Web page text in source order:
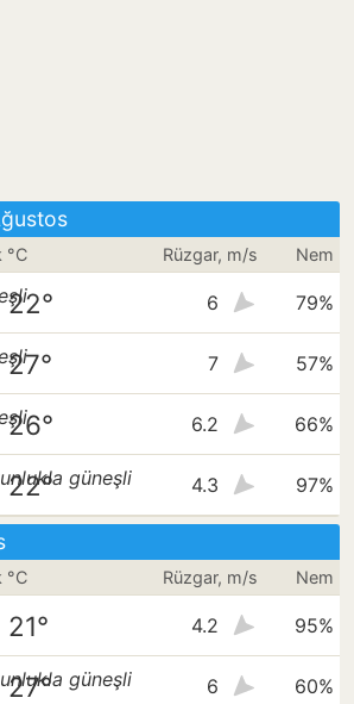
°C Rüzgar, m/s Nem
22° 6 79%
27° 7 57%
26° 6.2 66%
22° 4.3 97%
°C Rüzgar, m/s Nem
21° 4.2 95%
27° 6 60%